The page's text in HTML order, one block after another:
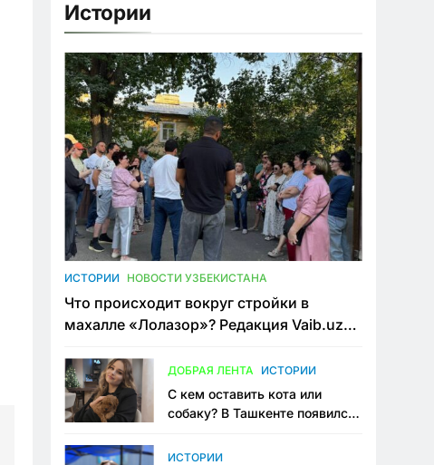
Истории
ИСТОРИИ НОВОСТИ УЗБЕКИСТАНА
Что происходит вокруг стройки в
махалле «Лолазор»? Редакция Vaib.uz
конфликта
ДОБРАЯ ЛЕНТА ИСТОРИИ
С кем оставить кота или
собаку? В Ташкенте появился
ИСТОРИИ